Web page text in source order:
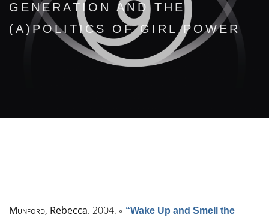
GENERATION AND THE
(A)POLITICS OF GIRL POWER
Munford, Rebecca. 2004. « “Wake Up and Smell the